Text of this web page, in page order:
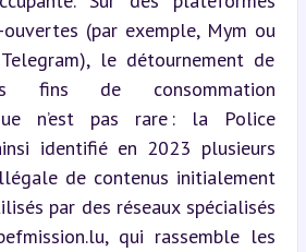
(par exemple, Mym ou
le détournement de
fins de consommation
n’est pas rare : la Police
identifié en 2023 plusieurs
de contenus initialement
par des réseaux spécialisés
qui rassemble les